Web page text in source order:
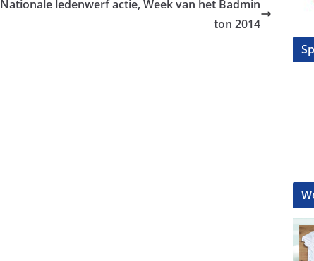
Nationale ledenwerf actie, Week van het Badmin
ton 2014